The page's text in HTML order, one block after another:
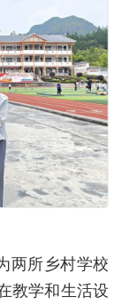
两所乡村学校
教学和生活设